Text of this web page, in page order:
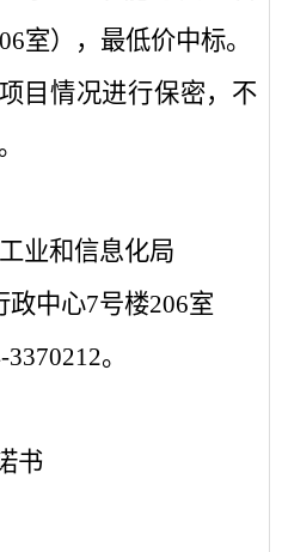
室）， 最低价中标。
目情况进行保密，不
业和信息化局
政中心7号楼206室
3370212。
书